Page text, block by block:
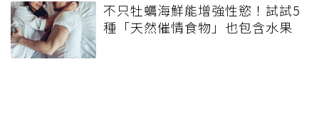
不只牡蠣海鮮能增強性慾！試試5
種「天然催情食物」也包含水果